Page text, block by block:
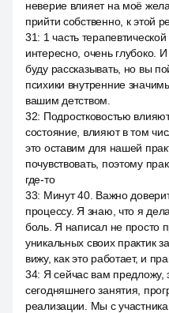
неверие влияет на моё
прийти собственно, к этой
31: 1 часть
интересно, очень глубоко.
буду рассказывать, но вы
психики внутренние
вашим детством.
32: Подростковостью
состояние, влияют в том
это оставим для нашей
почувствовать, поэтому
где-то
33: Минут 40. Важно
процессу. Я знаю, что я
боль. Я написал не просто
уникальных своих практик
вижу, как это работает, и
34: Я сейчас вам предложу,
сегодняшнего занятия,
реализации. Мы с